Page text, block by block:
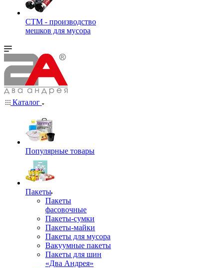
СТМ - производство
мешков для мусора
Каталог
Популярные товары
Пакеты
Пакеты
фасовочные
Пакеты-сумки
Пакеты-майки
Пакеты для мусора
Вакуумные пакеты
Пакеты для шин
«Два Андрея»